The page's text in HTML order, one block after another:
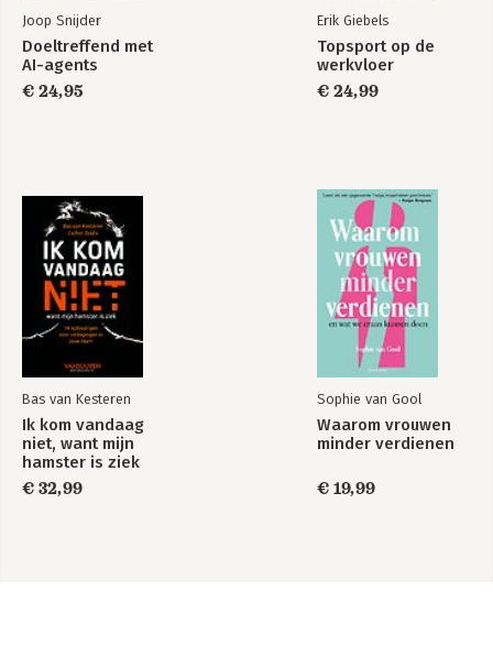
Joop Snijder
Doeltreffend met
AI-agents
€ 24,95
Erik Giebels
Topsport op de
werkvloer
€ 24,99
Bas van Kesteren
Ik kom vandaag
niet, want mijn
hamster is ziek
€ 32,99
Sophie van Gool
Waarom vrouwen
minder verdienen
€ 19,99